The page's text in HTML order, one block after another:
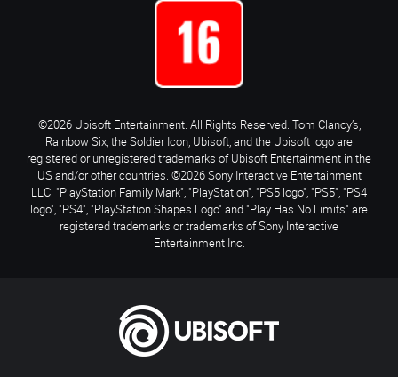
©2026 Ubisoft Entertainment. All Rights Reserved. Tom Clancy’s,
Rainbow Six, the Soldier Icon, Ubisoft, and the Ubisoft logo are
registered or unregistered trademarks of Ubisoft Entertainment in the
US and/or other countries. ©2026 Sony Interactive Entertainment
LLC. "PlayStation Family Mark", "PlayStation", "PS5 logo", "PS5", "PS4
logo", "PS4", "PlayStation Shapes Logo" and "Play Has No Limits" are
registered trademarks or trademarks of Sony Interactive
Entertainment Inc.